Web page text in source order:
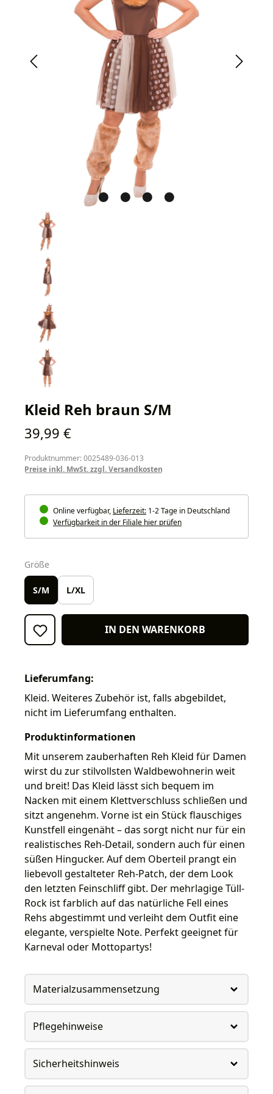
Kleid Reh braun S/M
Regulärer Preis:
39,99 €
Produktnummer: 0025489-036-013
Preise inkl. MwSt. zzgl. Versandkosten
Online verfügbar, Lieferzeit: 1-2 Tage in Deutschland
Verfügbarkeit in der Filiale hier prüfen
Größe
S/M L/XL
IN DEN WARENKORB
Lieferumfang:
Kleid. Weiteres Zubehör ist, falls abgebildet,
nicht im Lieferumfang enthalten.
Produktinformationen
Mit unserem zauberhaften Reh Kleid für Damen
wirst du zur stilvollsten Waldbewohnerin weit
und breit! Das Kleid lässt sich bequem im
Nacken mit einem Klettverschluss schließen und
sitzt angenehm. Vorne ist ein Stück flauschiges
Kunstfell eingenäht – das sorgt nicht nur für ein
realistisches Reh-Detail, sondern auch für einen
süßen Hingucker. Auf dem Oberteil prangt ein
liebevoll gestalteter Reh-Patch, der dem Look
den letzten Feinschliff gibt. Der mehrlagige Tüll-
Rock ist farblich auf das natürliche Fell eines
Rehs abgestimmt und verleiht dem Outfit eine
elegante, verspielte Note. Perfekt geeignet für
Karneval oder Mottopartys!
Materialzusammensetzung
Pflegehinweise
Sicherheitshinweis